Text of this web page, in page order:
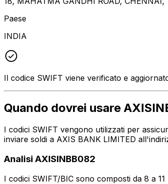
Paese
INDIA
Il codice SWIFT viene verificato e
Quando dovrei usare
I codici SWIFT vengono utilizzati per
inviare soldi a AXIS BANK LIMITED
Analisi AXISINBB082
I codici SWIFT/BIC sono composti da 8 a